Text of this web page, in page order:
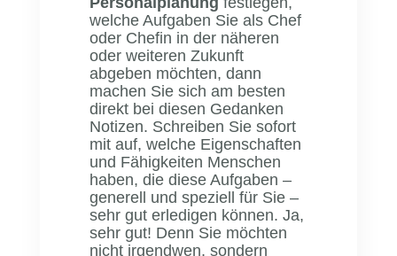
welche Aufgaben Sie als Chef
oder Chefin in der näheren
oder weiteren Zukunft
abgeben möchten, dann
machen Sie sich am besten
direkt bei diesen Gedanken
Notizen. Schreiben Sie sofort
mit auf, welche Eigenschaften
und Fähigkeiten Menschen
haben, die diese Aufgaben –
generell und speziell für Sie –
sehr gut erledigen können. Ja,
sehr gut! Denn Sie möchten
nicht irgendwen, sondern